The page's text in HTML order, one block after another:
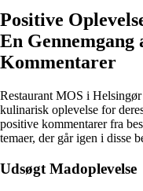
Positive
En Gennemgang
Kommentarer
Restaurant MOS i
kulinarisk oplevelse for
positive kommentarer fra
temaer, der går igen i disse
Udsøgt Madoplevelse